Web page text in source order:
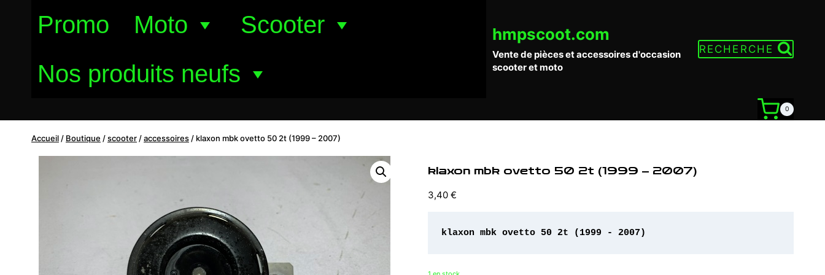
Promo Moto
Scooter
Nos produits neufs
hmpscoot.com
Vente de pièces et accessoires d'occasion
scooter et moto
RECHERCHE
0
Accueil / Boutique /scooter /accessoires / klaxon mbk ovetto 50 2t (1999 – 2007)
klaxon mbk ovetto 50 2t (1999 – 2007)
3,40 €
klaxon mbk ovetto 50 2t (1999 - 2007)